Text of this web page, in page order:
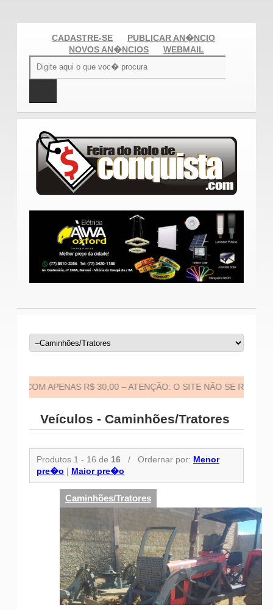
CADASTRE-SE
PUBLICAR AN�NCIO
NOVOS AN�NCIOS
WEBMAIL
R$ 30,00 – ATENÇÃO: O SITE NÃO SE RESPONSABILIZA
Veículos - Caminhões/Tratores
Produtos 1 - 16 de 16 / Ordernar por: Menor
pre�o | Maior pre�o
Caminhões/Tratores